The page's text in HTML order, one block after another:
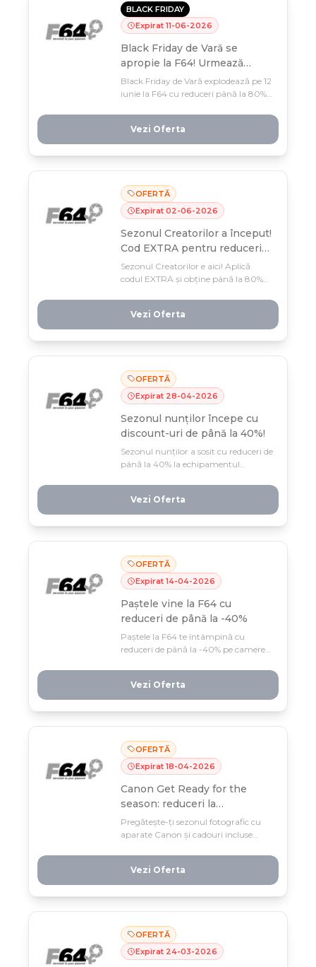
BLACK FRIDAY
Expirat 11-06-2026
Black Friday de Vară se
apropie la F64! Urmează
reduceri de până la 80%!
Black Friday de Vară explodează pe 12
iunie la F64 cu reduceri până la 80%
pentru preview exclusiv și fură un
start avantajos cu ofertele vedetă.
Vezi Oferta
OFERTĂ
Expirat 02-06-2026
Sezonul Creatorilor a început!
Cod EXTRA pentru reduceri
de până la 80% la vlogging
gear!
Sezonul Creatorilor e aici! Aplică
codul EXTRA și obține până la 80%
f64.ro. Mișcă-te repede, oferta e
valabilă doar până pe 2 iunie – e
momentul perfect să-ți lansezi
canalul.
Vezi Oferta
OFERTĂ
Expirat 28-04-2026
Sezonul nunților începe cu
discount-uri de până la 40%!
Sezonul nunților a sosit cu reduceri de
până la 40% la echipamentul
acum accesibile. Profită rapid, oferta
e valabilă doar până pe 28 aprilie!
Vezi Oferta
OFERTĂ
Expirat 14-04-2026
Paștele vine la F64 cu
reduceri de până la -40%
Paștele la F64 te întâmpină cu
reduceri de până la -40% pe camere
upgrade-ază kit-ul tău până pe 14
aprilie – ofertele sunt aici doar pentru
această perioadă!
Vezi Oferta
OFERTĂ
Expirat 18-04-2026
Canon Get Ready for the
season: reduceri la
echipamentele Canon
Pregătește-ți sezonul fotografic cu
aparate Canon și cadouri incluse
aprilie! Profită de reduceri consistente
plus coduri extra -10% pe produse
selectate.
Vezi Oferta
OFERTĂ
Expirat 24-03-2026